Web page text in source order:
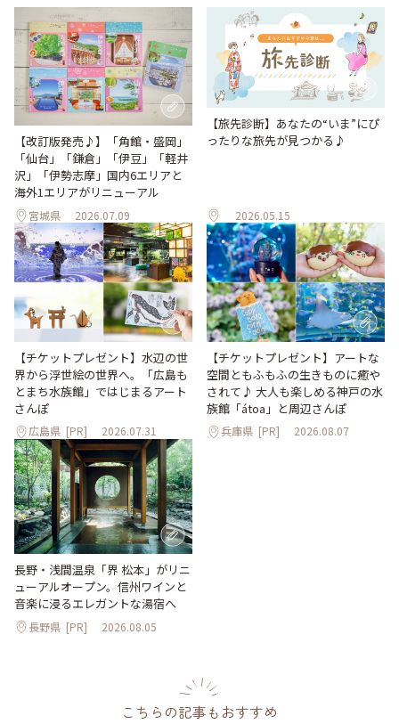
【改訂版発売♪】「角館・盛岡」
「仙台」「鎌倉」「伊豆」「軽井
沢」「伊勢志摩」国内6エリアと
海外1エリアがリニューアル
宮城県 2026.07.09
【旅先診断】あなたの“いま”にぴ
ったりな旅先が見つかる♪
2026.05.15
【チケットプレゼント】水辺の世
界から浮世絵の世界へ。「広島も
とまち水族館」ではじまるアート
さんぽ
広島県 [PR] 2026.07.31
【チケットプレゼント】アートな
空間ともふもふの生きものに癒や
されて♪ 大人も楽しめる神戸の水
族館「átoa」と周辺さんぽ
兵庫県 [PR] 2026.08.07
長野・浅間温泉「界 松本」がリニ
ューアルオープン。信州ワインと
音楽に浸るエレガントな湯宿へ
長野県 [PR] 2026.08.05
こちらの記事もおすすめ